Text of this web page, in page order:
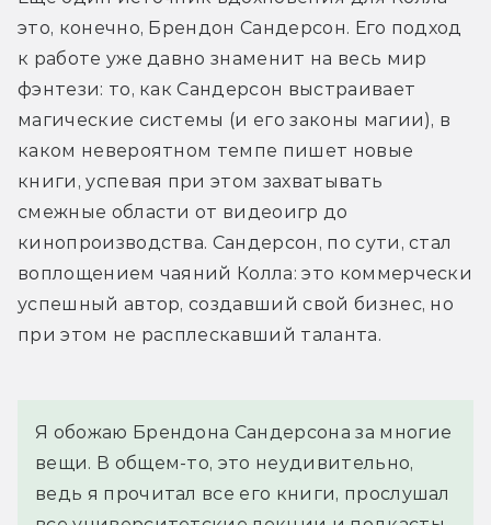
это, конечно, Брендон Сандерсон. Его подход
к работе уже давно знаменит на весь мир
фэнтези: то, как Сандерсон выстраивает
магические системы (и его законы магии), в
каком невероятном темпе пишет новые
книги, успевая при этом захватывать
смежные области от видеоигр до
кинопроизводства. Сандерсон, по сути, стал
воплощением чаяний Колла: это коммерчески
успешный автор, создавший свой бизнес, но
при этом не расплескавший таланта.
Я обожаю Брендона Сандерсона за многие
вещи. В общем-то, это неудивительно,
ведь я прочитал все его книги, прослушал